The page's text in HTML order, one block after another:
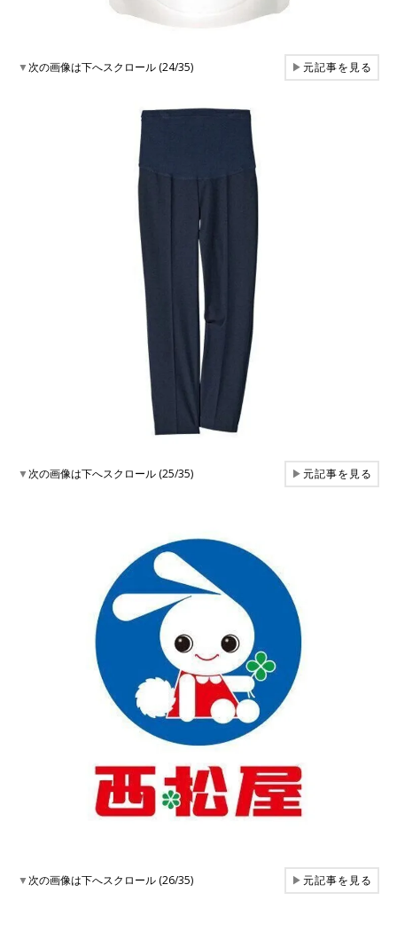
▼次の画像は下へスクロール (24/35) ▶元記事を見る
▼次の画像は下へスクロール (25/35) ▶元記事を見る
▼次の画像は下へスクロール (26/35) ▶元記事を見る